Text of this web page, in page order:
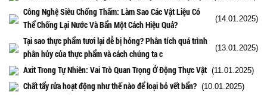
Công Nghệ Siêu Chống Thấm: Làm Sao Các Vật Liệu Có
Thể Chống Lại Nước Và Bẩn Một Cách Hiệu Quả?
(14.01.2025)
Tại sao thực phẩm tươi lại dễ bị hỏng? Phân tích quá trình
phân hủy của thực phẩm và cách chúng ta c
(13.01.2025)
Axit Trong Tự Nhiên: Vai Trò Quan Trọng Ở Động Thực Vật (11.01.2025)
Chất tẩy rửa hoạt động như thế nào để loại bỏ vết bẩn? (10.01.2025)